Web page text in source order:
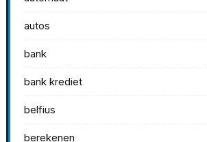
autos
bank
bank krediet
belfius
berekenen